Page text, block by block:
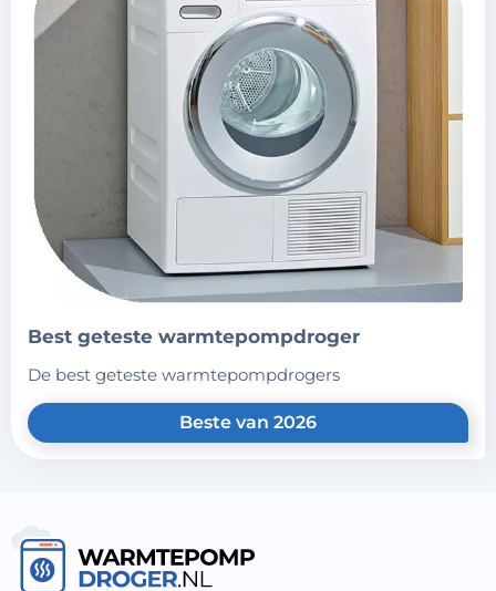
best geteste warmtepompdroger
de best geteste warmtepompdrogers
Beste van 2026